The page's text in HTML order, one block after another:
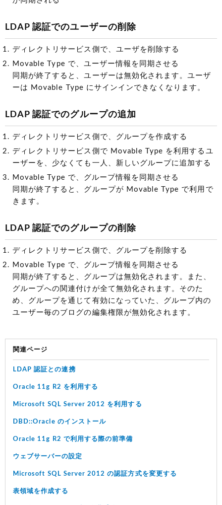
LDAP 認証でのユーザーの削除
ディレクトリサービス側で、ユーザを削除する
Movable Type で、ユーザー情報を同期させる
同期が終了すると、ユーザーは無効化されます。ユーザ
ーは Movable Type にサインインできなくなります。
LDAP 認証でのグループの追加
ディレクトリサービス側で、グループを作成する
ディレクトリサービス側で Movable Type を利用するユ
ーザーを、少なくても一人、新しいグループに追加する
Movable Type で、グループ情報を同期させる
同期が終了すると、グループが Movable Type で利用で
きます。
LDAP 認証でのグループの削除
ディレクトリサービス側で、グループを削除する
Movable Type で、グループ情報を同期させる
同期が終了すると、グループは無効化されます。また、
グループへの関連付けが全て無効化されます。そのた
め、グループを通じて有効になっていた、グループ内の
ユーザー毎のブログの編集権限が無効化されます。
関連ページ
LDAP 認証との連携
Oracle 11g R2 を利用する
Microsoft SQL Server 2012 を利用する
DBD::Oracle のインストール
Oracle 11g R2 で利用する際の前準備
ウェブサーバーの設定
Microsoft SQL Server 2012 の認証方式を変更する
表領域を作成する